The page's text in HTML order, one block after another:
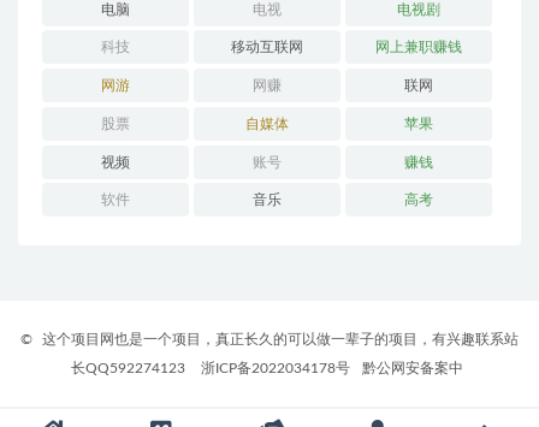
电脑 电视 电视剧
科技 移动互联网 网上兼职赚钱
网游 网赚 联网
股票 自媒体 苹果
视频 账号 赚钱
软件 音乐 高考
©
这个项目网也是一个项目，真正长久的可以做一辈子的项目，有兴趣联系站
长QQ592274123
浙ICP备2022034178号 黔公网安备案中